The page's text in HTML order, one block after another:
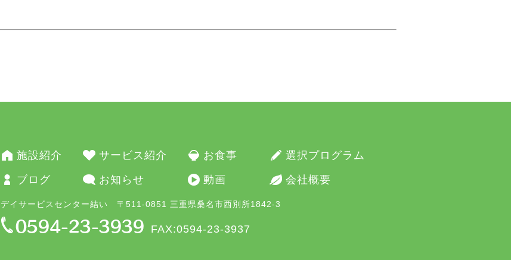
施設紹介 サービス紹介 お食事 選択プログラム
ブログ お知らせ 動画 会社概要
デイサービスセンター結い 〒511-0851 三重県桑名市西別所1842-3
FAX:0594-23-3937